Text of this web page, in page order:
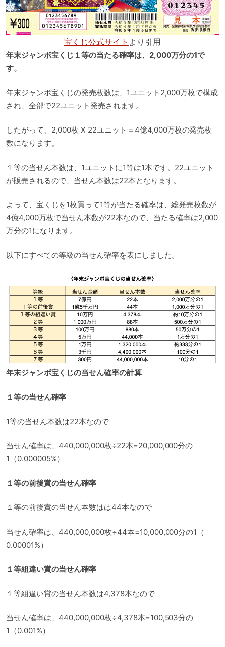
宝くじ公式サイト より引用
年末ジャンボ宝くじ１等の当たる確率は、2,000万分の1で
す。
年末ジャンボ宝くじの発売枚数は、1ユニット2,000万枚で構成
され、全部で22ユニット発売されます。
したがって、2,000枚 X 22ユニット＝4億4,000万枚の発売枚
数になります。
１等の当せん本数は、1ユニットに1等は1本です。22ユニット
が販売されるので、当せん本数は22本となります。
よって、宝くじを1枚買って1等が当たる確率は、総発売枚数が
4億4,000万枚で当せん本数が22本なので、当たる確率は2,000
万分の1になります。
以下にすべての等級の当せん確率を表にしました。
年末ジャンボ宝くじの当せん確率の計算
１等の当せん確率
1等の当せん本数は22本なので
当せん確率は、440,000,000枚÷22本=20,000,000分の
1（0.000005%）
１等の前後賞の当せん確率
１等の前後賞の当せん本数はは44本なので
当せん確率は、440,000,000枚÷44本=10,000,000分の1（
0.00001%）
１等組違い賞の当せん確率
１等組違い賞の当せん本数は4,378本なので
当せん確率は、440,000,000枚÷4,378本=100,503分の
1（0.001%）